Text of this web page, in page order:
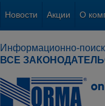
Новости Акции О
Информационно-
ВСЕ